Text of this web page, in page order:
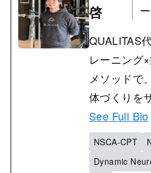
啓
QUALITAS
レーニング
メソッドで
体づくりを
See Full Bio
NSCA-CPT
Dynamic